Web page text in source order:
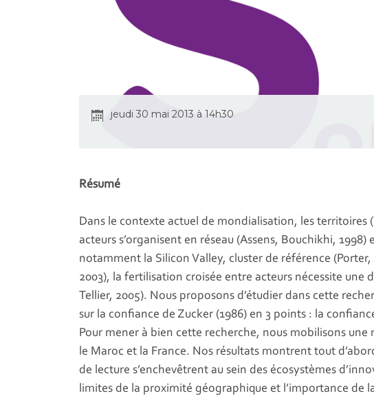
jeudi 30 mai 2013 à 14h30
Résumé
Dans le contexte actuel de mondialisation, les territoires
acteurs s’organisent en réseau (Assens, Bouchikhi,
notamment la Silicon Valley, cluster de référence (Porter,
2003), la fertilisation croisée entre acteurs nécessite
Tellier, 2005). Nous proposons d’étudier dans cette
sur la confiance de Zucker (1986) en 3 points : la
Pour mener à bien cette recherche, nous mobilisons une
le Maroc et la France. Nos résultats montrent tout
de lecture s’enchevêtrent au sein des écosystèmes
limites de la proximité géographique et l’importance de